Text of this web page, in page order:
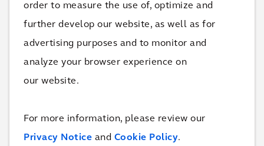
order to measure the use of, optimize and
further develop our website, as well as for
advertising purposes and to monitor and
analyze your browser experience on
our website.
For more information, please review our
Privacy Notice and Cookie Policy.
Meer informatie over
dit project
Neem contact op en ontdek hoe wij jouw
leven te verbeteren.